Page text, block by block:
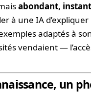
abondant,
à une IA
adaptés à
vendaient —
un